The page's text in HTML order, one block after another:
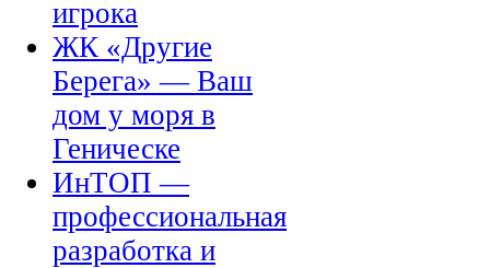
игрока
ЖК «Другие
Берега» — Ваш
дом у моря в
Геническе
ИнТОП —
профессиональная
разработка и